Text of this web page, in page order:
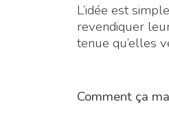
L’idée est
revendiquer
tenue qu’elles
Comment ça